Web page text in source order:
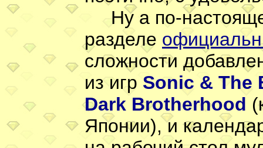
Ну а по-
разделе
сложности
из игр Sonic & The
Dark Brotherhood
Японии), и